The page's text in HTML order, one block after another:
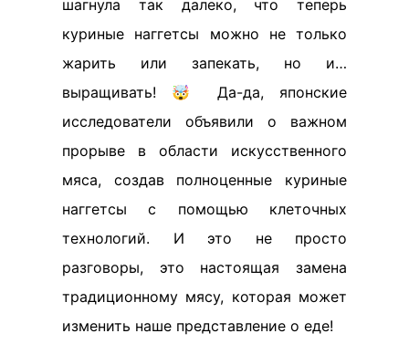
шагнула так далеко, что теперь
куриные наггетсы можно не только
жарить или запекать, но и…
выращивать! 🤯 Да-да, японские
исследователи объявили о важном
прорыве в области искусственного
мяса, создав полноценные куриные
наггетсы с помощью клеточных
технологий. И это не просто
разговоры, это настоящая замена
традиционному мясу, которая может
изменить наше представление о еде!